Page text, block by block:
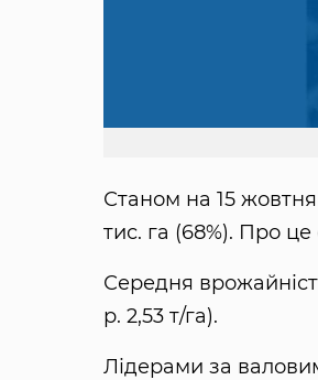
Станом на 15 жовтня
тис. га (68%). Про це
Середня
р. 2,53 т/га).
Лідерами за